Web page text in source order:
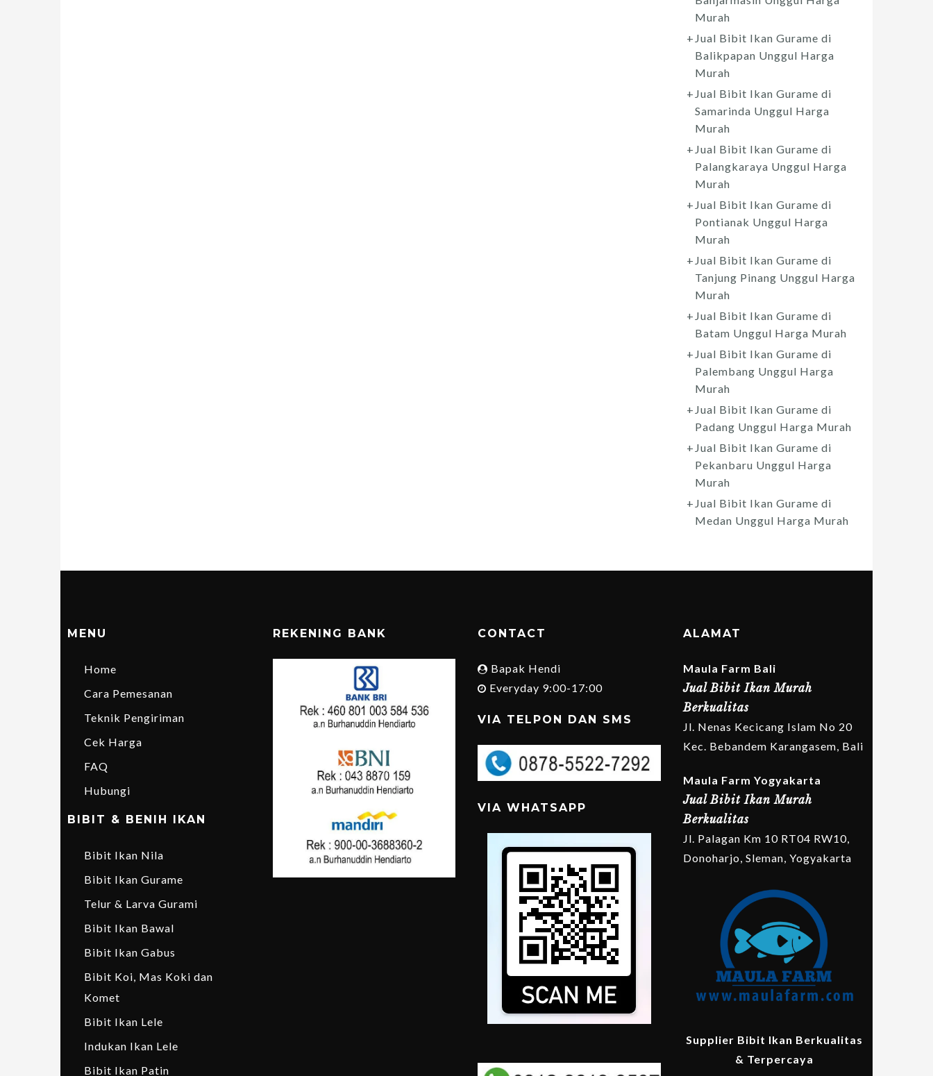
Murah
Jual Bibit Ikan Gurame di
Balikpapan Unggul Harga
Murah
Jual Bibit Ikan Gurame di
Samarinda Unggul Harga
Murah
Jual Bibit Ikan Gurame di
Palangkaraya Unggul Harga
Murah
Jual Bibit Ikan Gurame di
Pontianak Unggul Harga
Murah
Jual Bibit Ikan Gurame di
Tanjung Pinang Unggul Harga
Murah
Jual Bibit Ikan Gurame di
Batam Unggul Harga Murah
Jual Bibit Ikan Gurame di
Palembang Unggul Harga
Murah
Jual Bibit Ikan Gurame di
Padang Unggul Harga Murah
Jual Bibit Ikan Gurame di
Pekanbaru Unggul Harga
Murah
Jual Bibit Ikan Gurame di
Medan Unggul Harga Murah
MENU
Home
Cara Pemesanan
Teknik Pengiriman
Cek Harga
FAQ
Hubungi
BIBIT & BENIH IKAN
Bibit Ikan Nila
Bibit Ikan Gurame
Telur & Larva Gurami
Bibit Ikan Bawal
Bibit Ikan Gabus
Bibit Koi, Mas Koki dan
Komet
Bibit Ikan Lele
Indukan Ikan Lele
Bibit Ikan Patin
REKENING BANK CONTACT
Bapak Hendi
Everyday 9:00-17:00
VIA TELPON DAN SMS
VIA WHATSAPP
ALAMAT
Maula Farm Bali
Jual Bibit Ikan Murah
Berkualitas
Jl. Nenas Kecicang Islam No 20
Kec. Bebandem Karangasem, Bali
Maula Farm Yogyakarta
Jual Bibit Ikan Murah
Berkualitas
Jl. Palagan Km 10 RT04 RW10,
Donoharjo, Sleman, Yogyakarta
Supplier Bibit Ikan Berkualitas
& Terpercaya